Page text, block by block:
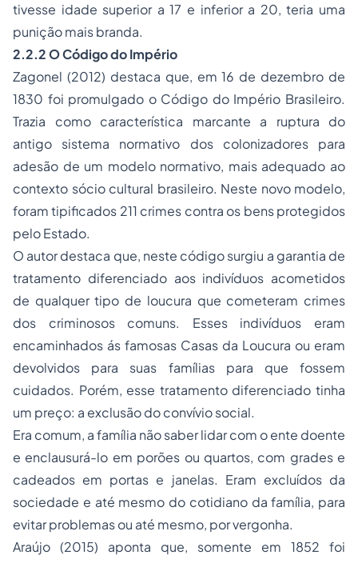
tivesse idade superior a 17 e inferior a 20, teria uma
punição mais branda.
2.2.2 O Código do Império
Zagonel (2012) destaca que, em 16 de dezembro de
1830 foi promulgado o Código do Império Brasileiro.
Trazia como característica marcante a ruptura do
antigo sistema normativo dos colonizadores para
adesão de um modelo normativo, mais adequado ao
contexto sócio cultural brasileiro. Neste novo modelo,
foram tipificados 211 crimes contra os bens protegidos
pelo Estado.
O autor destaca que, neste código surgiu a garantia de
tratamento diferenciado aos indivíduos acometidos
de qualquer tipo de loucura que cometeram crimes
dos criminosos comuns. Esses indivíduos eram
encaminhados ás famosas Casas da Loucura ou eram
devolvidos para suas famílias para que fossem
cuidados. Porém, esse tratamento diferenciado tinha
um preço: a exclusão do convívio social.
Era comum, a família não saber lidar com o ente doente
e enclausurá-lo em porões ou quartos, com grades e
cadeados em portas e janelas. Eram excluídos da
sociedade e até mesmo do cotidiano da família, para
evitar problemas ou até mesmo, por vergonha.
Araújo (2015) aponta que, somente em 1852 foi